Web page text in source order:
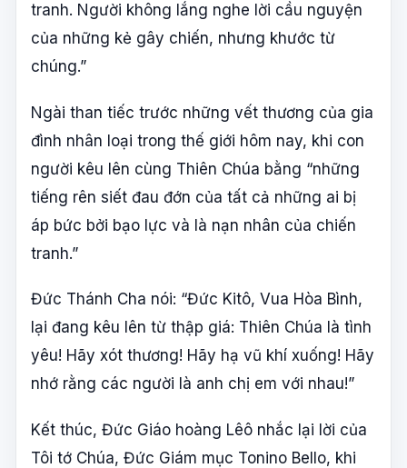
tranh. Người không lắng nghe lời cầu nguyện
của những kẻ gây chiến, nhưng khước từ
chúng.”
Ngài than tiếc trước những vết thương của gia
đình nhân loại trong thế giới hôm nay, khi con
người kêu lên cùng Thiên Chúa bằng “những
tiếng rên siết đau đớn của tất cả những ai bị
áp bức bởi bạo lực và là nạn nhân của chiến
tranh.”
Đức Thánh Cha nói: “Đức Kitô, Vua Hòa Bình,
lại đang kêu lên từ thập giá: Thiên Chúa là tình
yêu! Hãy xót thương! Hãy hạ vũ khí xuống! Hãy
nhớ rằng các người là anh chị em với nhau!”
Kết thúc, Đức Giáo hoàng Lêô nhắc lại lời của
Tôi tớ Chúa, Đức Giám mục Tonino Bello, khi